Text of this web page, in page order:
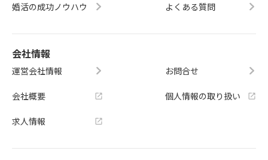
婚活の成功ノウハウ よくある質問
会社情報
運営会社情報
会社概要
求人情報
お問合せ
個人情報の取り扱い